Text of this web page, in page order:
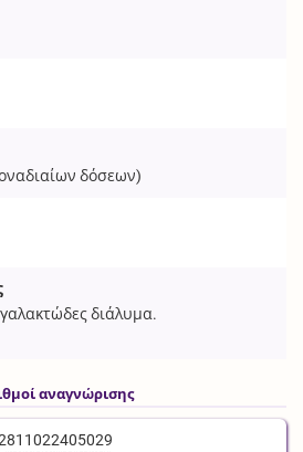
δόσεων)
διάλυμα.
αναγνώρισης